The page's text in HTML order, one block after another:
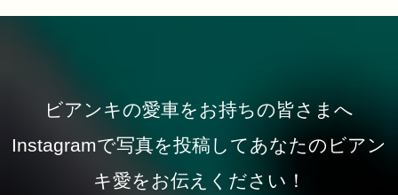
ビアンキの愛車をお持ちの皆さまへ
Instagramで写真を投稿してあなたのビアン
キ愛をお伝えください！